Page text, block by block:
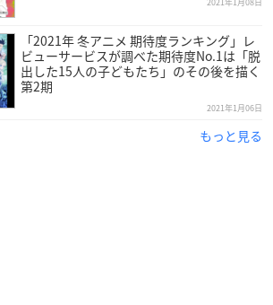
合わせまして今までの感謝の動画があり
t.co/wpNe0DmlsIpic.twitter.com/f
7発売 (@itaparu99)
January 8, 2021
「2021年 冬アニメ 期待度ランキング」レ
ビューサービスが調べた期待度No.1は「脱
出した15人の子どもたち」のその後を描く
第2期
2021年1月06日
もっと見る